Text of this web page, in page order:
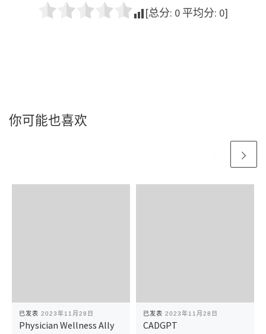
[总分: 0 平均分: 0]
你可能也喜欢
已发表 2023年11月28日
Physician Wellness Ally
已发表 2023年11月28日
CADGPT